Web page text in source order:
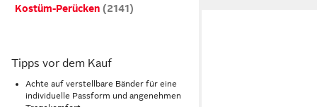
Kostüm-Perücken
Tipps vor dem Kauf
Achte auf verstellbare Bänder für eine
individuelle Passform und angenehmen